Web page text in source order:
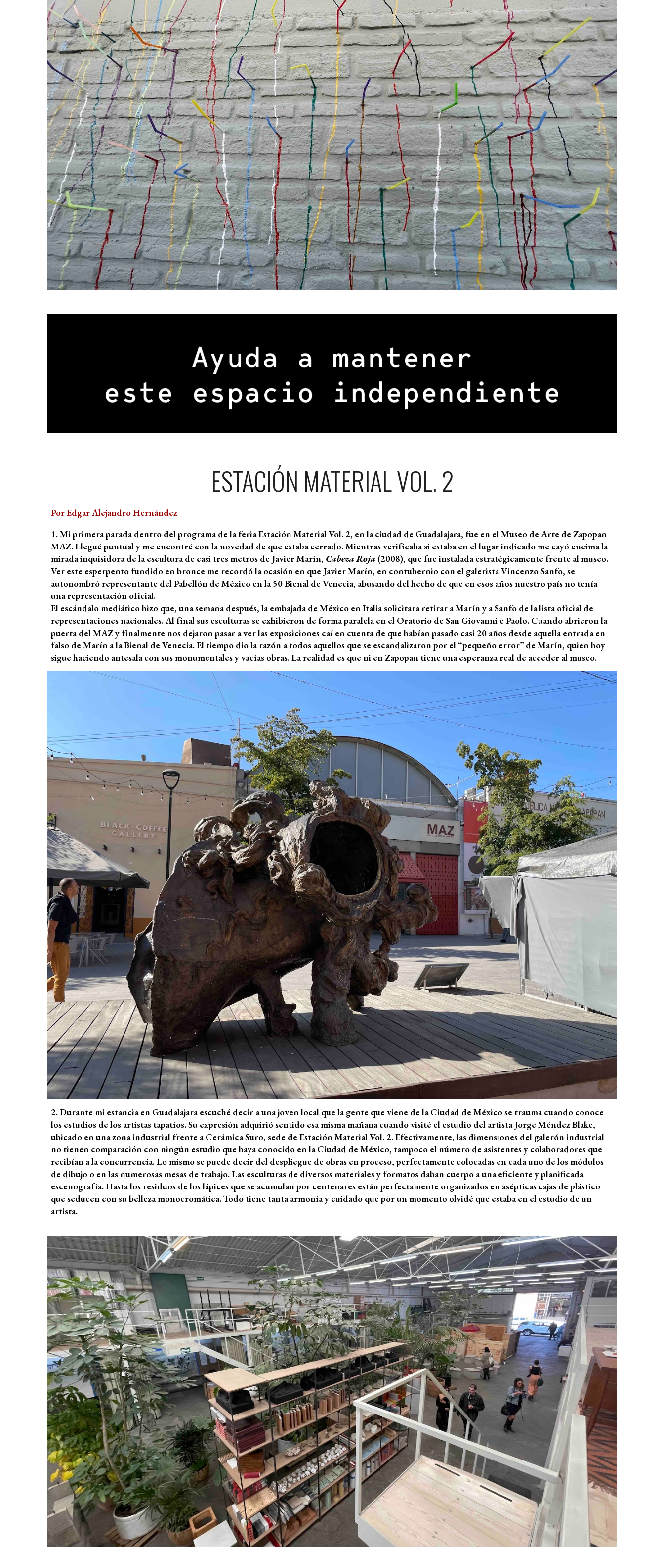
ESTACIÓN MATERIAL VOL. 2
Por Edgar Alejandro Hernández
1. Mi primera parada dentro del programa de la feria Estación Material Vol. 2, en la ciudad de Guadalajara, fue en el Museo de Arte de Zapopan
MAZ. Llegué puntual y me encontré con la novedad de que estaba cerrado. Mientras verificaba si estaba en el lugar indicado me cayó encima la
mirada inquisidora de la escultura de casi tres metros de Javier Marín, Cabeza Roja(2008), que fue instalada estratégicamente frente al museo.
Ver este esperpento fundido en bronce me recordó la ocasión en que Javier Marín, en contubernio con el galerista Vincenzo Sanfo, se
autonombró representante del Pabellón de México en la 50 Bienal de Venecia, abusando del hecho de que en esos años nuestro país no tenía
una representación oficial.
El escándalo mediático hizo que, una semana después, la embajada de México en Italia solicitara retirar a Marín y a Sanfo de la lista oficial de
representaciones nacionales. Al final sus esculturas se exhibieron de forma paralela en el Oratorio de San Giovanni e Paolo. Cuando abrieron la
puerta del MAZ y finalmente nos dejaron pasar a ver las exposiciones caí en cuenta de que habían pasado casi 20 años desde aquella entrada en
falso de Marín a la Bienal de Venecia. El tiempo dio la razón a todos aquellos que se escandalizaron por el “pequeño error” de Marín, quien hoy
sigue haciendo antesala con sus monumentales y vacías obras. La realidad es que ni en Zapopan tiene una esperanza real de acceder al museo.
2. Durante mi estancia en Guadalajara escuché decir a una joven local que la gente que viene de la Ciudad de México se trauma cuando conoce
los estudios de los artistas tapatíos. Su expresión adquirió sentido esa misma mañana cuando visité el estudio del artista Jorge Méndez Blake,
ubicado en una zona industrial frente a Cerámica Suro, sede de Estación Material Vol. 2. Efectivamente, las dimensiones del galerón industrial
no tienen comparación con ningún estudio que haya conocido en la Ciudad de México, tampoco el número de asistentes y colaboradores que
recibían a la concurrencia. Lo mismo se puede decir del despliegue de obras en proceso, perfectamente colocadas en cada uno de los módulos
de dibujo o en las numerosas mesas de trabajo. Las esculturas de diversos materiales y formatos daban cuerpo a una eficiente y planificada
escenografía. Hasta los residuos de los lápices que se acumulan por centenares están perfectamente organizados en asépticas cajas de plástico
que seducen con su belleza monocromática. Todo tiene tanta armonía y cuidado que por un momento olvidé que estaba en el estudio de un
artista.